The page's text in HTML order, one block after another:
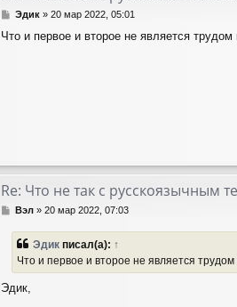
С
о
Эдик» 20 мар 2022, 05:01
Что и первое и второе не является
Re: Что не так с русскоязычным
С
о
щ
е
н
Вэл» 20 мар 2022, 07:03
Эдик писал(а): ↑
Что и первое и второе не является
Эдик,